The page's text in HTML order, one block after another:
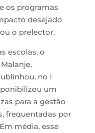
os programas
desejado
o prelector.
escolas, o
no I
um
para a gestão
frequentadas por
média, esse